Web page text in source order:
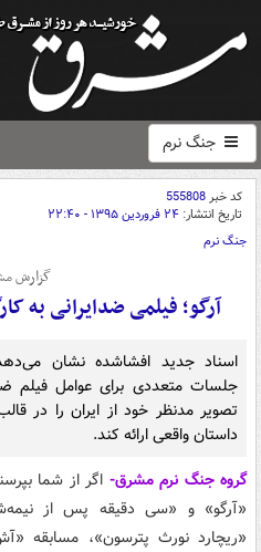
جنگ نرم
کد خبر555808
تاریخ انتشار: ۲۴ فروردین ۱۳۹۵ - ۲۲:۴۰
جنگ نرم
گزارش
آرگو؛ فیلمی ضدایرانی به
اسناد جدید افشاشده نشان
جلسات متعددی برای عوامل فیلم
تصویر مدنظر خود از ایران را در
داستان واقعی ارائه کند.
گروه جنگ نرم مشرق- اگر از شما
«آرگو» و «سی دقیقه پس از
«ریچارد نورث پترسون»، مسابقه